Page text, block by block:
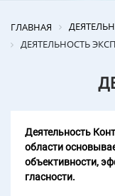
ГЛАВНАЯ
ДЕЯТЕЛЬНОСТЬ
Деятельность
области
объективности,
гласности.